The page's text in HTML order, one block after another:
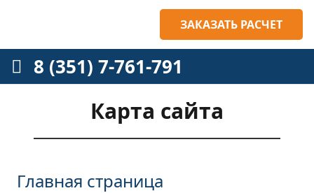
ЗАКАЗАТЬ РАСЧЕТ
8 (351) 7-761-791
Карта сайта
Главная страница